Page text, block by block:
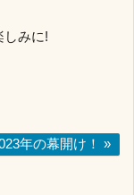
しみに!
年の幕開け！ »